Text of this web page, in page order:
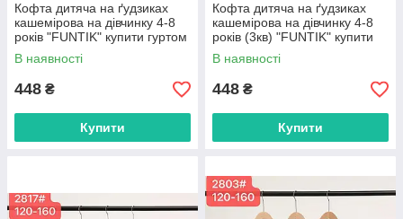
Кофта дитяча на ґудзиках
кашемірова на дівчинку 4-8
років "FUNTIK" купити гуртом
в Одесі на 7км
В наявності
448 ₴
Купити
Кофта дитяча на ґудзиках
кашемірова на дівчинку 4-8
років (3кв) "FUNTIK" купити
гуртом в Одесі на 7км
В наявності
448 ₴
Купити